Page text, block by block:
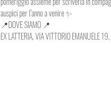
auspici per l’anno a venire ✨
📍DOVE SIAMO 📍
EX LATTERIA, VIA VITTORIO EMANUELE